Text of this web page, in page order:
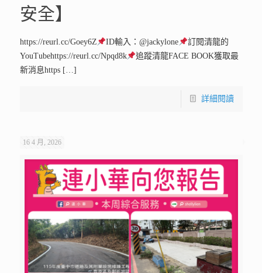
安全】
https://reurl.cc/Goey6Z ID輸入：@jackylone
訂閱清龍的
YouTubehttps://reurl.cc/Npqd8k
追蹤清龍FACE BOOK獲取最
新消息https[…]
詳細閱讀
16 4 月, 2026